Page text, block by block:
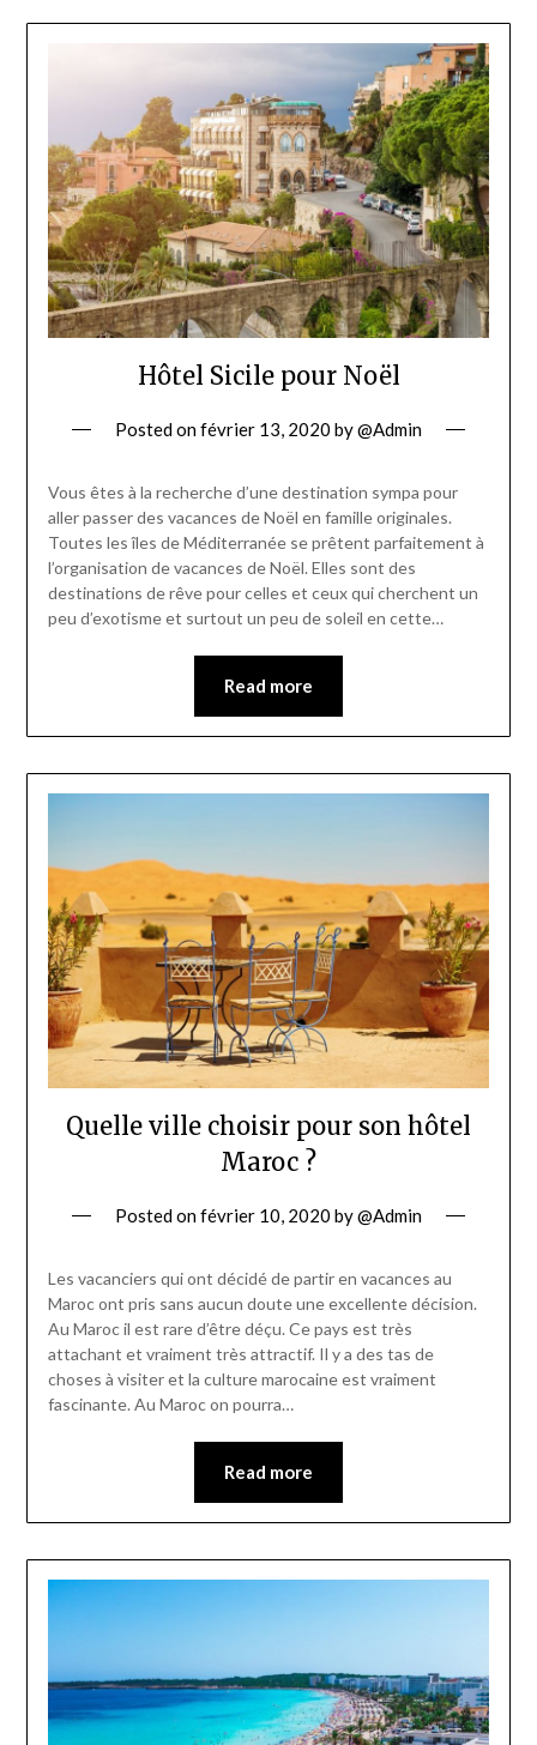
Hôtel Sicile pour Noël
Posted onfévrier 13, 2020 by@Admin
Vous êtes à la recherche d’une destination sympa pour
aller passer des vacances de Noël en famille originales.
Toutes les îles de Méditerranée se prêtent parfaitement à
l’organisation de vacances de Noël. Elles sont des
destinations de rêve pour celles et ceux qui cherchent un
peu d’exotisme et surtout un peu de soleil en cette…
Read more
Quelle ville choisir pour son hôtel
Maroc ?
Posted onfévrier 10, 2020 by@Admin
Les vacanciers qui ont décidé de partir en vacances au
Maroc ont pris sans aucun doute une excellente décision.
Au Maroc il est rare d’être déçu. Ce pays est très
attachant et vraiment très attractif. Il y a des tas de
choses à visiter et la culture marocaine est vraiment
fascinante. Au Maroc on pourra…
Read more